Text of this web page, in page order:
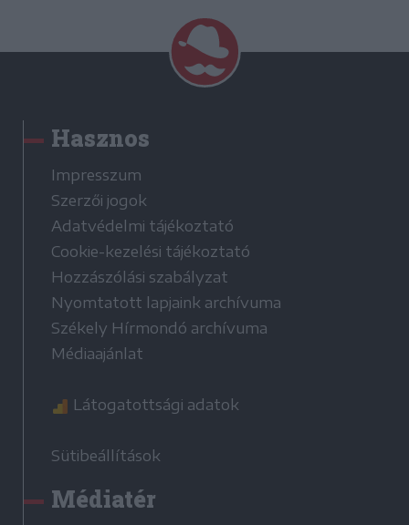
Hasznos
Impresszum
Szerzői jogok
Adatvédelmi tájékoztató
Cookie-kezelési tájékoztató
Hozzászólási szabályzat
Nyomtatott lapjaink archívuma
Székely Hírmondó archívuma
Médiaajánlat
Látogatottsági adatok
Sütibeállítások
Médiatér